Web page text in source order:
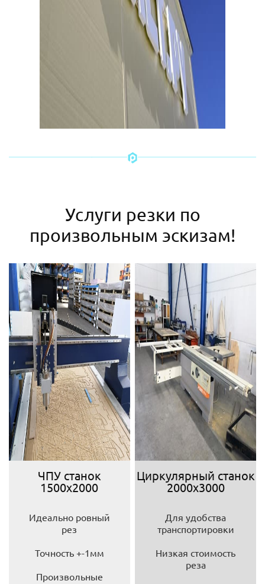
Услуги резки по
произвольным эскизам!
ЧПУ станок
1500х2000
Идеально ровный
рез
Точность +-1мм
Произвольные
Циркулярный станок
2000х3000
Для удобства
транспортировки
Низкая стоимость
реза